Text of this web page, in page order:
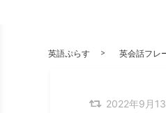
英語ぷらす 英会話フレ
2022年9月